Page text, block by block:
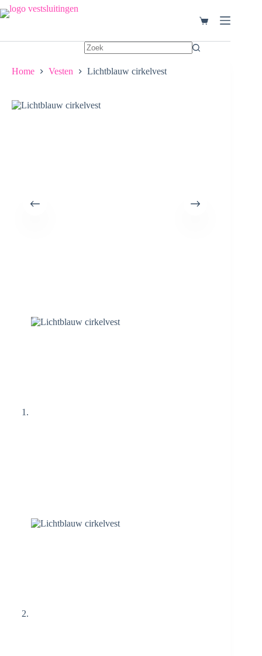
Ga
naar
Winkelwagen
Home Vesten Lichtblauw cirkelvest